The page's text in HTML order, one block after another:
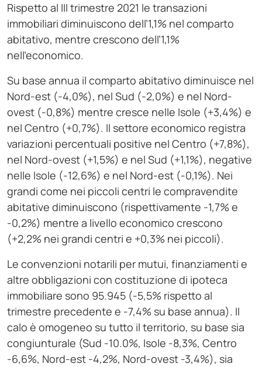
Rispetto al III trimestre 2021 le transazioni
immobiliari diminuiscono dell’1,1% nel comparto
abitativo, mentre crescono dell’1,1%
nell’economico.
Su base annua il comparto abitativo diminuisce nel
Nord-est (-4,0%), nel Sud (-2,0%) e nel Nord-
ovest (-0,8%) mentre cresce nelle Isole (+3,4%) e
nel Centro (+0,7%). Il settore economico registra
variazioni percentuali positive nel Centro (+7,8%),
nel Nord-ovest (+1,5%) e nel Sud (+1,1%), negative
nelle Isole (-12,6%) e nel Nord-est (-0,1%). Nei
grandi come nei piccoli centri le compravendite
abitative diminuiscono (rispettivamente -1,7% e
-0,2%) mentre a livello economico crescono
(+2,2% nei grandi centri e +0,3% nei piccoli).
Le convenzioni notarili per mutui, finanziamenti e
altre obbligazioni con costituzione di ipoteca
immobiliare sono 95.945 (-5,5% rispetto al
trimestre precedente e -7,4% su base annua). Il
calo è omogeneo su tutto il territorio, su base sia
congiunturale (Sud -10.0%, Isole -8,3%, Centro
-6,6%, Nord-est -4,2%, Nord-ovest -3,4%), sia